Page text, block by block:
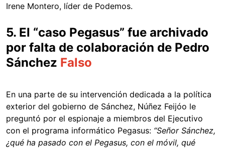
Irene Montero, líder de Podemos.
5. El “caso Pegasus” fue archivado
por falta de colaboración de Pedro
Sánchez Falso
En una parte de su intervención dedicada a la política
exterior del gobierno de Sánchez, Núñez Feijóo le
preguntó por el espionaje a miembros del Ejecutivo
con el programa informático Pegasus: “Señor Sánchez,
¿qué ha pasado con el Pegasus, con el móvil, qué